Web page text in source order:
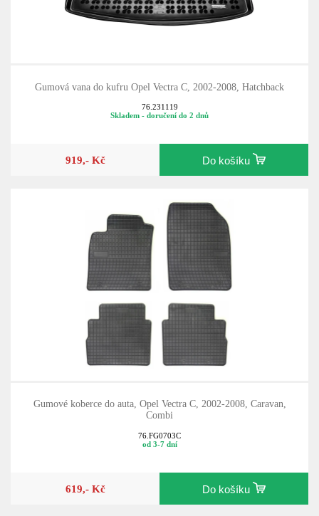
Gumová vana do kufru Opel Vectra C, 2002-2008, Hatchback
76.231119
Skladem - doručení do 2 dnů
919,- Kč Do košíku
Gumové koberce do auta, Opel Vectra C, 2002-2008, Caravan,
Combi
76.FG0703C
od 3-7 dní
619,- Kč Do košíku